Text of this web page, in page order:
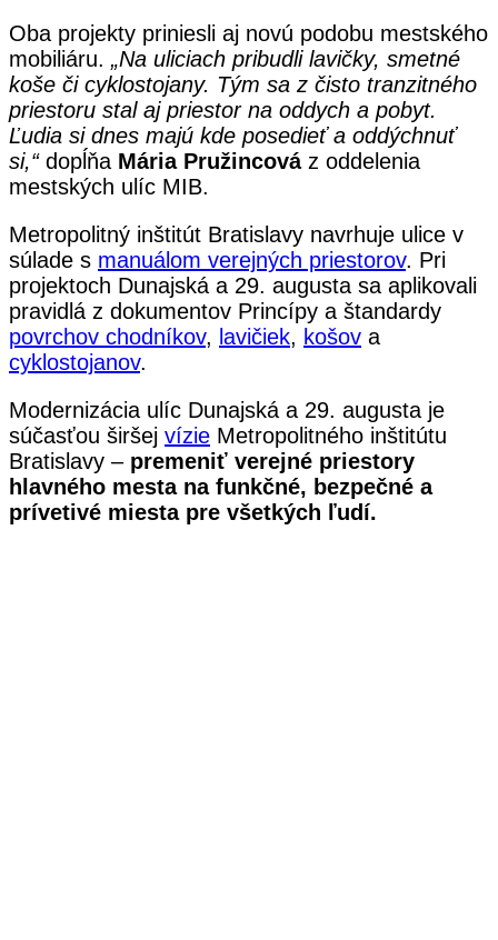
Oba projekty priniesli aj novú podobu mestského
mobiliáru. „Na uliciach pribudli lavičky, smetné
koše či cyklostojany. Tým sa z čisto tranzitného
priestoru stal aj priestor na oddych a pobyt.
Ľudia si dnes majú kde posedieť a oddýchnuť
si,“dopĺňa Mária Pružincováz oddelenia
mestských ulíc MIB.
Metropolitný inštitút Bratislavy navrhuje ulice v
súlade s manuálom verejných priestorov. Pri
projektoch Dunajská a 29. augusta sa aplikovali
pravidlá z dokumentov Princípy a štandardy
povrchov chodníkov, lavičiek, košov a
cyklostojanov.
Modernizácia ulíc Dunajská a 29. augusta je
súčasťou širšej vízie Metropolitného inštitútu
Bratislavy – premeniť verejné priestory
hlavného mesta na funkčné, bezpečné a
prívetivé miesta pre všetkých ľudí.